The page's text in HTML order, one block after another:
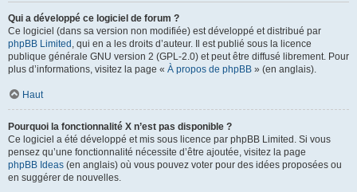
Qui a développé ce logiciel de forum ?
Ce logiciel (dans sa version non modifiée) est développé et distribué par
phpBB Limited , qui en a les droits d’auteur. Il est publié sous la licence
publique générale GNU version 2 (GPL-2.0) et peut être diffusé librement. Pour
plus d’informations, visitez la page « À propos de phpBB » (en anglais).
Haut
Pourquoi la fonctionnalité X n’est pas disponible ?
Ce logiciel a été développé et mis sous licence par phpBB Limited. Si vous
pensez qu’une fonctionnalité nécessite d’être ajoutée, visitez la page
phpBB Ideas (en anglais) où vous pouvez voter pour des idées proposées ou
en suggérer de nouvelles.